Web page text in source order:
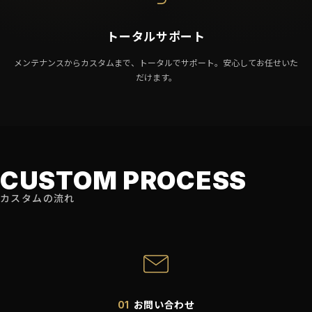
トータルサポート
メンテナンスからカスタムまで、トータルでサポート。安心してお任せいた
だけます。
CUSTOM PROCESS
カスタムの流れ
01 お問い合わせ